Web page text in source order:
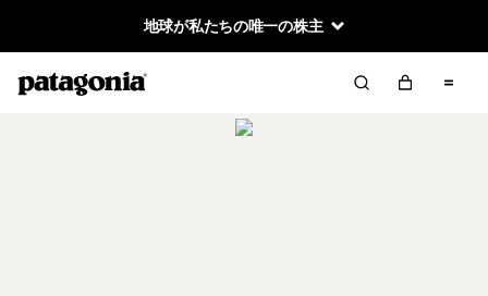
地球が私たちの唯一の株主